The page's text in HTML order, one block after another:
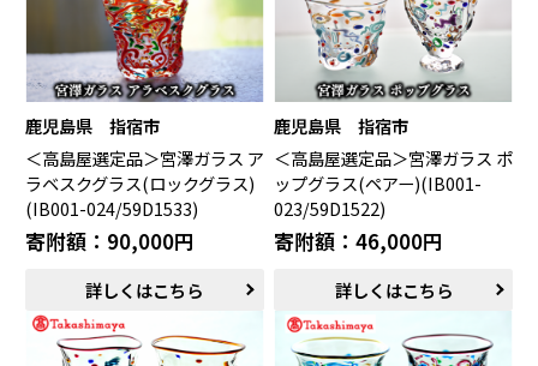
鹿児島県 指宿市
＜高島屋選定品＞宮澤ガラス ア
ラベスクグラス(ロックグラス)
(IB001-024/59D1533)
寄附額：90,000円
詳しくはこちら
鹿児島県 指宿市
＜高島屋選定品＞宮澤ガラス ポ
ップグラス(ペアー)(IB001-
023/59D1522)
寄附額：46,000円
詳しくはこちら